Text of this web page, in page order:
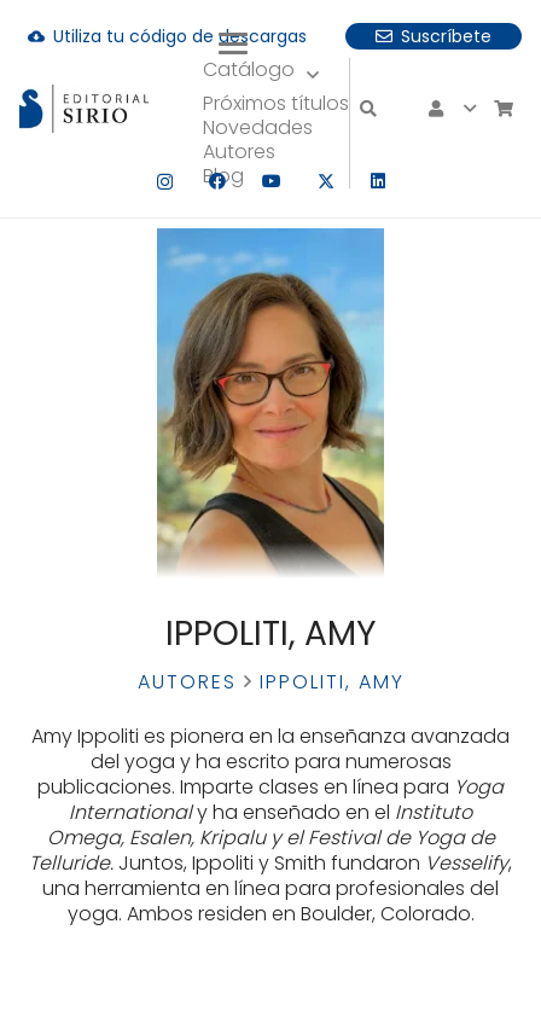
cloud_download Utiliza tu código de descargas Suscríbete
Catálogo
Próximos títulos
Novedades
Autores
Blog
hay resultados autocompletados, puedes utilizar las
IPPOLITI, AMY
AUTORES
IPPOLITI, AMY
Amy Ippoliti es pionera en la enseñanza avanzada
del yoga y ha escrito para numerosas
publicaciones. Imparte clases en línea para Yoga
Internationaly ha enseñado en el Instituto
Omega, Esalen, Kripalu y el Festival de Yoga de
Telluride. Juntos, Ippoliti y Smith fundaron Vesselify,
una herramienta en línea para profesionales del
yoga. Ambos residen en Boulder, Colorado.